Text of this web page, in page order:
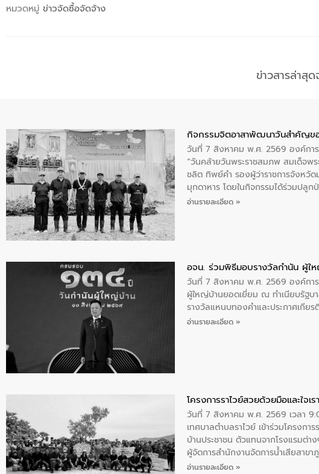
หมวดหมู่ ข่าวจัดซื้อจัดจ้าง
ข่าวสารล่าสุ
กิจกรรมจิตอาสาพัฒนาวันสําคัญข
วันที่ 7 สิงหาคม พ.ศ. 2569 องค์การ
“วันคล้ายวันพระราชสมภพ สมเด็จพ
ชลิต ทิพย์คำ รองผู้ว่าราชการจังหวัด
มุกดาหาร โดยในกิจกรรมได้ร่วมปลูก
พระบรมราชินีนาถ พระบรมราชชนนี
อ่านรายละเอียด »
อจน. ร่วมพิธีมอบรางวัลกำนัน ผู้ใ
วันที่ 7 สิงหาคม พ.ศ. 2569 องค์กา
ผู้ใหญ่บ้านยอดเยี่ยม ณ ทำเนียบรัฐบ
รางวัลแหนบทองคำและประกาศเกี
อ่านรายละเอียด »
โครงการราไวย์สวยด้วยมือและใจเรา
วันที่ 7 สิงหาคม พ.ศ. 2569 เวลา
เทศบาลตำบลราไวย์ เข้าร่วมโครงก
บ้านประชาชน ตัวแทนจากโรงแรมต่า
ผู้จัดการสำนักงานจัดการน้ำเสียสาข
บริเวณแหลมพรหมเทพ หมู่ที่ 6 ตำบล
อ่านรายละเอียด »